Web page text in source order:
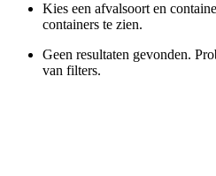
Kies een afvalsoort en
containers te zien.
Geen resultaten gevonden.
van filters.